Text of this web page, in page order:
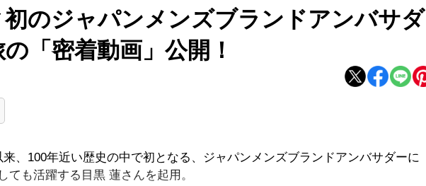
初のジャパンメンズブランドアンバサダ
「密着動画」公開！
、100年近い歴史の中で初となる、ジャパンメンズブランドアンバサダーに
ても活躍する目黒 蓮さんを起用。